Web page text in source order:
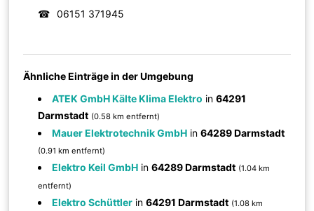
☎
06151 371945
Ähnliche Einträge in der Umgebung
ATEK GmbH Kälte Klima Elektro in64291
Darmstadt (0.58 km entfernt)
Mauer Elektrotechnik GmbH in64289 Darmstadt
(0.91 km entfernt)
Elektro Keil GmbH in64289 Darmstadt (1.04 km
entfernt)
Elektro Schüttler in64291 Darmstadt (1.08 km